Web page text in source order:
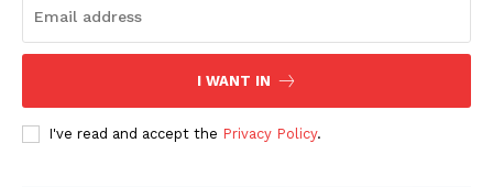
I WANT IN
I've read and accept the Privacy Policy.